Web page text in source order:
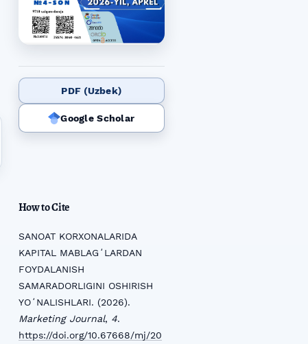
PDF (Uzbek)
Google Scholar
How to Cite
SANOAT KORXONALARIDA
KAPITAL MABLAGʻLARDAN
FOYDALANISH
SAMARADORLIGINI OSHIRISH
YOʻNALISHLARI. (2026).
Marketing Journal, 4.
https://doi.org/10.67668/mj/20